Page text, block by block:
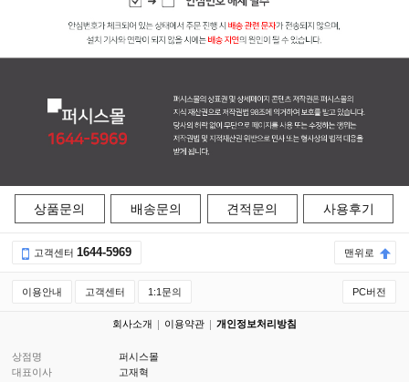
상품문의 배송문의 견적문의 사용후기
고객센터 1644-5969 맨위로
이용안내 고객센터 1:1문의 PC버전
회사소개 이용약관 개인정보처리방침
상점명
퍼시스몰
대표이사
고재혁